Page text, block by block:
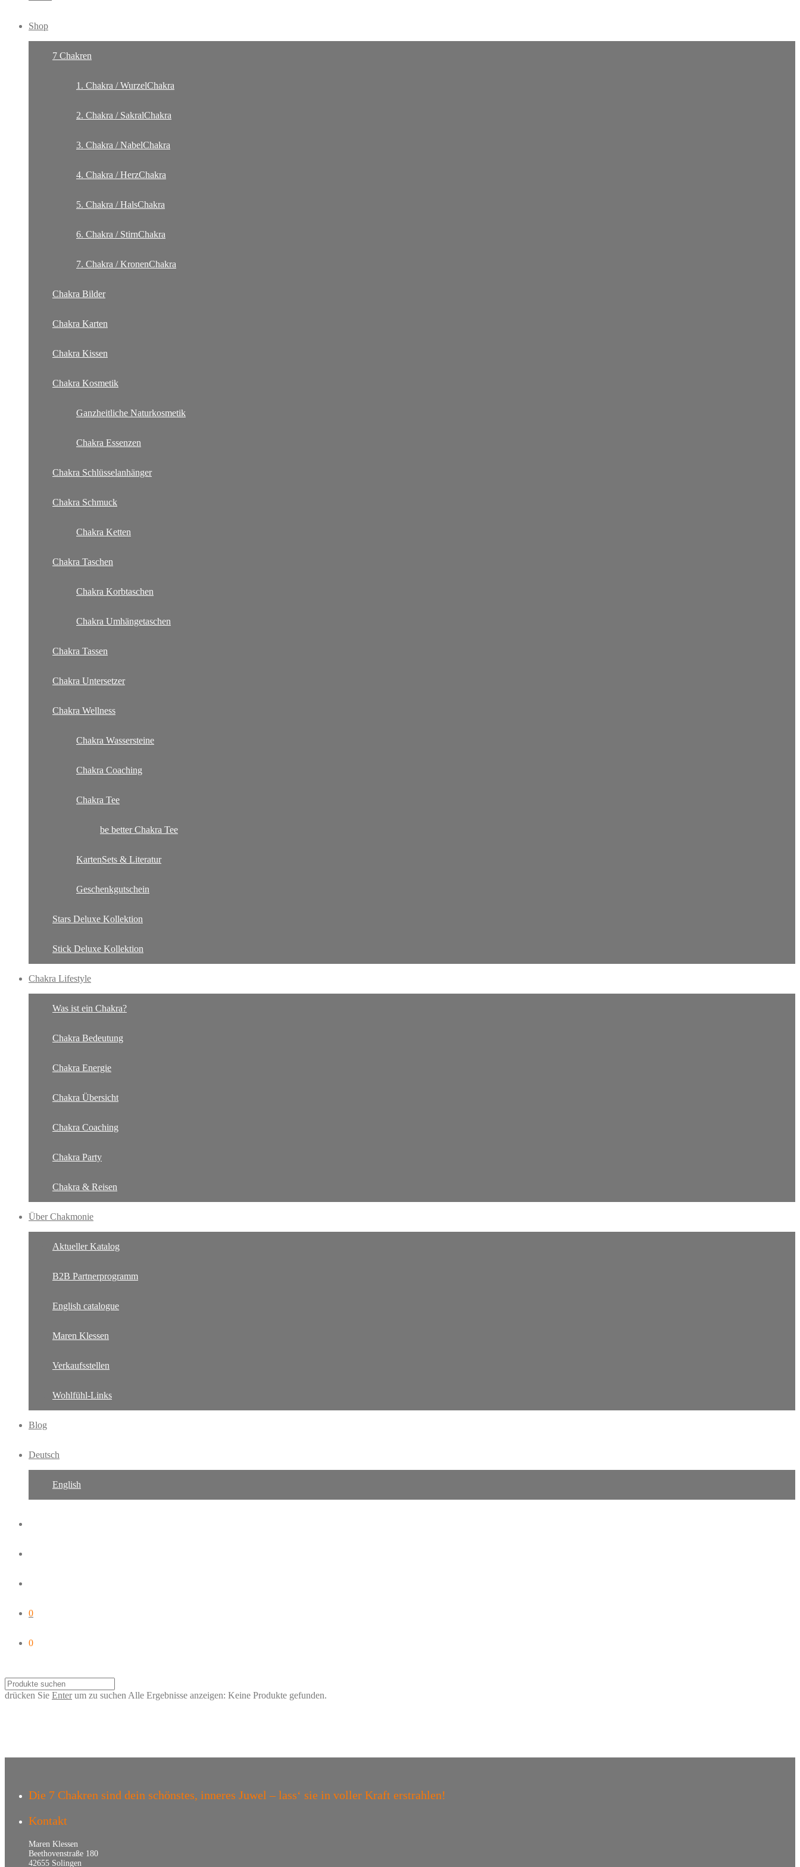
Shop
7 Chakren
1. Chakra / WurzelChakra
2. Chakra / SakralChakra
3. Chakra / NabelChakra
4. Chakra / HerzChakra
5. Chakra / HalsChakra
6. Chakra / StirnChakra
7. Chakra / KronenChakra
Chakra Bilder
Chakra Karten
Chakra Kissen
Chakra Kosmetik
Ganzheitliche Naturkosmetik
Chakra Essenzen
Chakra Schlüsselanhänger
Chakra Schmuck
Chakra Ketten
Chakra Taschen
Chakra Korbtaschen
Chakra Umhängetaschen
Chakra Tassen
Chakra Untersetzer
Chakra Wellness
Chakra Wassersteine
Chakra Coaching
Chakra Tee
be better Chakra Tee
KartenSets & Literatur
Geschenkgutschein
Stars Deluxe Kollektion
Stick Deluxe Kollektion
Chakra Lifestyle
Was ist ein Chakra?
Chakra Bedeutung
Chakra Energie
Chakra Übersicht
Chakra Coaching
Chakra Party
Chakra & Reisen
Über Chakmonie
Aktueller Katalog
B2B Partnerprogramm
English catalogue
Maren Klessen
Verkaufsstellen
Wohlfühl-Links
Blog
Deutsch
English
0
0
drücken Sie Enterum zu suchen Alle Ergebnisse anzeigen: Keine Produkte gefunden.
Die 7 Chakren sind dein schönstes, inneres Juwel – lass‘ sie in voller Kraft erstrahlen!
Kontakt
Maren Klessen
Beethovenstraße 180
42655 Solingen